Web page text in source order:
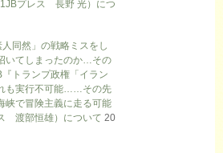
プレス 長野 光）につ
同然」の戦略ミスをし
いてしまったのか…その
トランプ政権「イラン
も実行不可能……その先
峡で冒険主義に走る可能
渡部恒雄）について 20